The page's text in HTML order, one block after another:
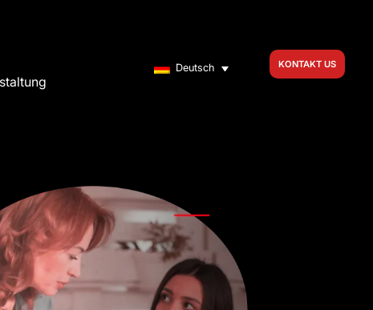
Deutsch KONTAKT US